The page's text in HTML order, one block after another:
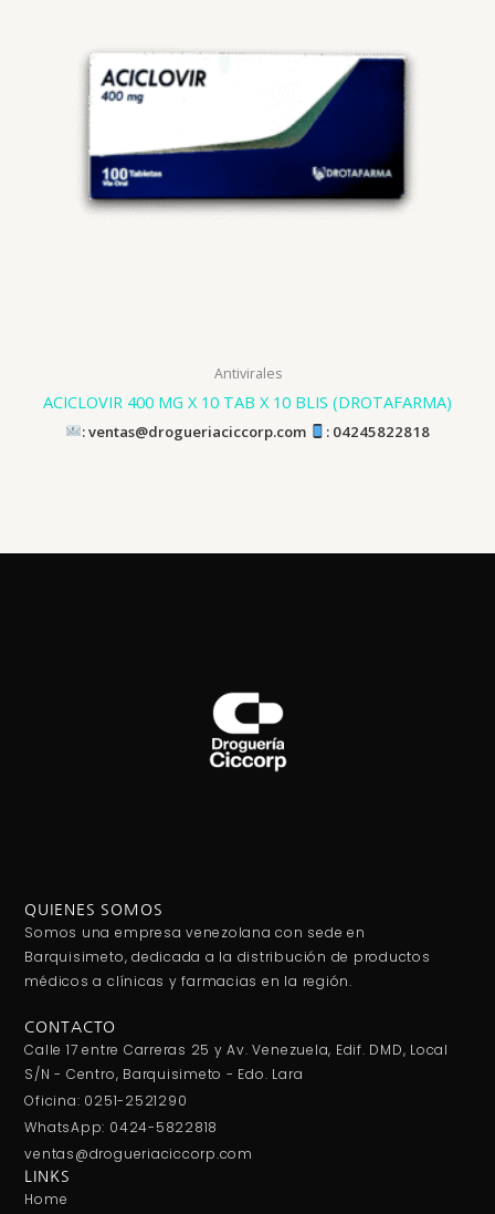
Antivirales
ACICLOVIR 400 MG X 10 TAB X 10 BLIS (DROTAFARMA)
: ventas@drogueriaciccorp.com : 04245822818
QUIENES SOMOS
Somos una empresa venezolana con sede en
Barquisimeto, dedicada a la distribución de productos
médicos a clínicas y farmacias en la región.
CONTACTO
Calle 17 entre Carreras 25 y Av. Venezuela, Edif. DMD, Local
S/N - Centro, Barquisimeto - Edo. Lara
Oficina: 0251-2521290
WhatsApp: 0424-5822818
ventas@drogueriaciccorp.com
LINKS
Home